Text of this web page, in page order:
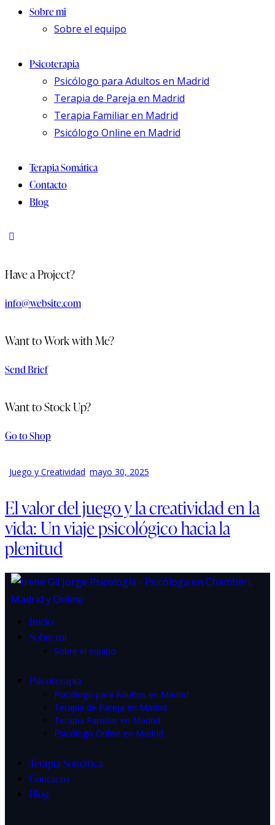
Sobre mi
Sobre el equipo
Psicoterapia
Psicólogo para Adultos en Madrid
Terapia de Pareja en Madrid
Terapia Familiar en Madrid
Psicólogo Online en Madrid
Terapia Somática
Contacto
Blog
Have a Project?
info@website.com
Want to Work with Me?
Send Brief
Want to Stock Up?
Go to Shop
Juego y Creatividad mayo 30, 2025
El valor del juego y la creatividad en la
vida: Un viaje psicológico hacia la
plenitud
Inicio
Sobre mi
Sobre el equipo
Psicoterapia
Psicólogo para Adultos en Madrid
Terapia de Pareja en Madrid
Terapia Familiar en Madrid
Psicólogo Online en Madrid
Terapia Somática
Contacto
Blog